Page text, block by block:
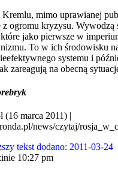
Kremlu, mimo uprawianej
z ogromu kryzysu. Wywodzą
jako pierwsze w
To w ich środowisku
systemu i
zareagują na obecną
(16 marca 2011) |
news/czytaj/
tekst dodano: 2011-03-24
10:27 pm